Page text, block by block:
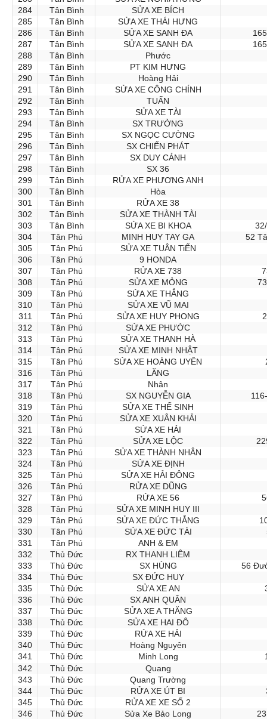
284
Tân Bình
SỬA XE BÍCH
285
Tân Bình
SỬA XE THÁI HƯNG
286
Tân Bình SỬA XE SANH ĐA
287
Tân Bình SỬA XE SANH ĐA
288
Tân Bình
Phước
289
Tân Bình
PT KIM HƯNG
290
Tân Bình
Hoàng Hải
291
Tân Bình
SỬA XE CÔNG CHÍNH
292
Tân Bình
TUẤN
293
Tân Bình
SỬA XE TÀI
294
Tân Bình
SX TRƯỞNG
295
Tân Bình
SX NGỌC CƯỜNG
296
Tân Bình
SX CHIẾN PHÁT
297
Tân Bình
SX DUY CẢNH
298
Tân Bình
SX 36
299
Tân Bình
RỬA XE PHƯƠNG ANH
300
Tân Bình
Hòa
301
Tân Bình
RỬA XE 38
302
Tân Bình
SỬA XE THÀNH TÀI
303
Tân Bình SỬA XE BI KHOA
304
Tân Phú MINH HUY TAY GA
52
305
Tân Phú
SỬA XE TUÂN TiẾN
306
Tân Phú
9 HONDA
307
Tân Phú RỬA XE 738
308
Tân Phú SỬA XE MỎNG
309
Tân Phú
SỬA XE THẮNG
310
Tân Phú
SỬA XE VŨ MAI
311
Tân Phú SỬA XE HUY PHONG
312
Tân Phú
SỬA XE PHƯỚC
313
Tân Phú
SỬA XE THANH HÀ
314
Tân Phú
SỬA XE MINH NHẬT
315
Tân Phú SỬA XE HOÀNG UYÊN
316
Tân Phú
LĂNG
317
Tân Phú
Nhân
318
Tân Phú SX NGUYỄN GIA
319
Tân Phú
SỬA XE THẾ SINH
320
Tân Phú
SỬA XE XUÂN KHẢI
321
Tân Phú
SỬA XE HẢI
322
Tân Phú SỬA XE LỘC
323
Tân Phú
SỬA XE THÀNH NHÂN
324
Tân Phú
SỬA XE ĐỊNH
325
Tân Phú SỬA XE HẢI ĐÔNG
326
Tân Phú
RỬA XE DŨNG
327
Tân Phú RỬA XE 56
328
Tân Phú
SỬA XE MINH HUY III
329
Tân Phú SỬA XE ĐỨC THẮNG
330
Tân Phú SỬA XE ĐỨC TÀI
331
Tân Phú
ANH & EM
332
Thủ Đức
RX THANH LIÊM
333
Thủ Đức SX HÙNG
56
334
Thủ Đức
SX ĐỨC HUY
335
Thủ Đức SỬA XE AN
336
Thủ Đức
SX ANH QUÂN
337
Thủ Đức
SỬA XE A THĂNG
338
Thủ Đức
SỬA XE HAI ĐÔ
339
Thủ Đức
RỬA XE HẢI
340
Thủ Đức
Hoàng Nguyên
341
Thủ Đức Minh Long
342
Thủ Đức
Quang
343
Thủ Đức
Quang Trường
344
Thủ Đức RỬA XE ÚT BI
345
Thủ Đức
RỬA XE XE SỐ 2
346
Thủ Đức Sửa Xe Bảo Long